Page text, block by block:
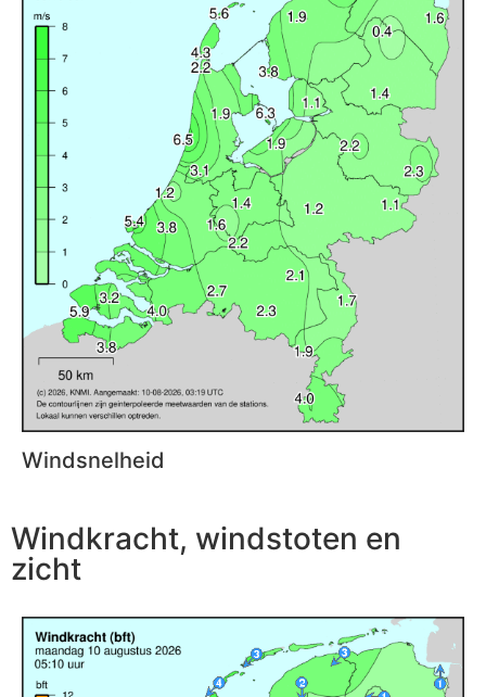
Windsnelheid
Windkracht, windstoten en
zicht